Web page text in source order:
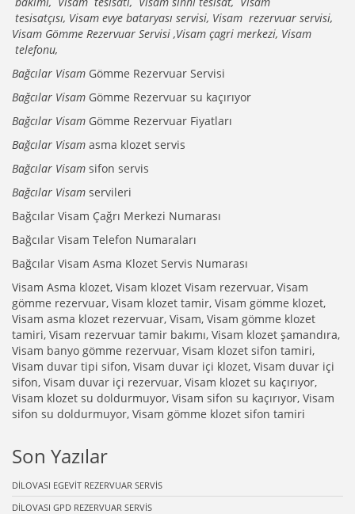
tesisatçısı, Visam evye bataryası servisi, Visam rezervuar servisi,
Visam Gömme Rezervuar Servisi ,Visam çagri merkezi, Visam
telefonu,
Bağcılar Visam Gömme Rezervuar Servisi
Bağcılar Visam Gömme Rezervuar su kaçırıyor
Bağcılar Visam Gömme Rezervuar Fiyatları
Bağcılar Visam asma klozet servis
Bağcılar Visam sifon servis
Bağcılar Visam servileri
Bağcılar Visam Çağrı Merkezi Numarası
Bağcılar Visam Telefon Numaraları
Bağcılar Visam Asma Klozet Servis Numarası
Visam Asma klozet, Visam klozet Visam rezervuar, Visam
gömme rezervuar, Visam klozet tamir, Visam gömme klozet,
Visam asma klozet rezervuar, Visam, Visam gömme klozet
tamiri, Visam rezervuar tamir bakımı, Visam klozet şamandıra,
Visam banyo gömme rezervuar, Visam klozet sifon tamiri,
Visam duvar tipi sifon, Visam duvar içi klozet, Visam duvar içi
sifon, Visam duvar içi rezervuar, Visam klozet su kaçırıyor,
Visam klozet su doldurmuyor, Visam sifon su kaçırıyor, Visam
sifon su doldurmuyor, Visam gömme klozet sifon tamiri
Son Yazılar
DİLOVASI EGEVİT REZERVUAR SERVİS
DİLOVASI GPD REZERVUAR SERVİS